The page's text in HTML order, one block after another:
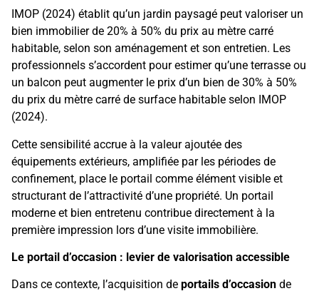
IMOP (2024) établit qu’un jardin paysagé peut valoriser un
bien immobilier de 20% à 50% du prix au mètre carré
habitable, selon son aménagement et son entretien. Les
professionnels s’accordent pour estimer qu’une terrasse ou
un balcon peut augmenter le prix d’un bien de 30% à 50%
du prix du mètre carré de surface habitable selon IMOP
(2024).
Cette sensibilité accrue à la valeur ajoutée des
équipements extérieurs, amplifiée par les périodes de
confinement, place le portail comme élément visible et
structurant de l’attractivité d’une propriété. Un portail
moderne et bien entretenu contribue directement à la
première impression lors d’une visite immobilière.
Le portail d’occasion : levier de valorisation accessible
Dans ce contexte, l’acquisition de portails d’occasion de